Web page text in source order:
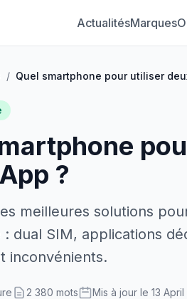
ActualitésMarques
/
?
meilleures solutions
dual SIM, applications
inconvénients.
2 380 mots Mis à jour le 13